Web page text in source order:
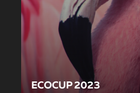
ECOCUP 2023